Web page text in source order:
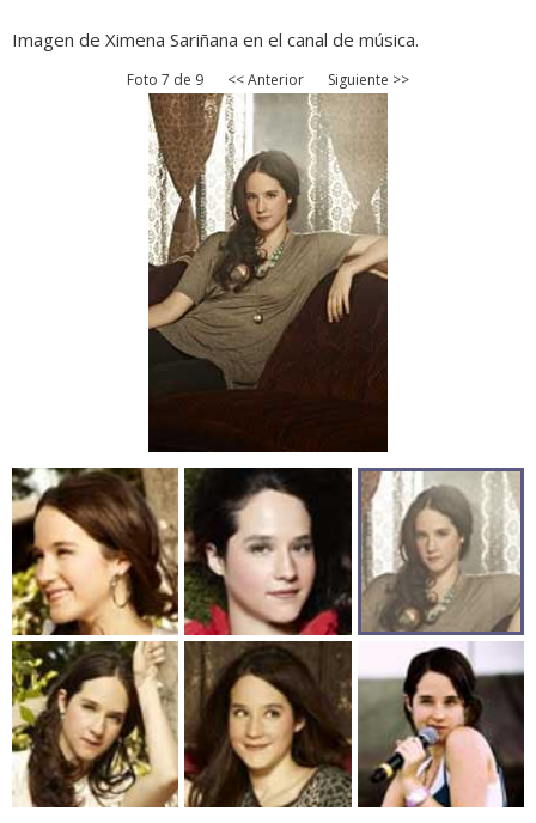
Imagen de Ximena Sariñana en el canal de música.
Foto 7 de 9 << Anterior Siguiente >>